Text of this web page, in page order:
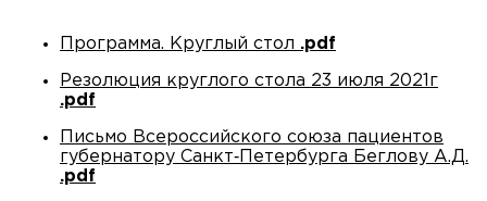
Программа. Круглый стол .pdf
Резолюция круглого стола 23 июля 2021г
.pdf
Письмо Всероссийского союза пациентов
губернатору Санкт‑Петербурга Беглову А.Д.
.pdf